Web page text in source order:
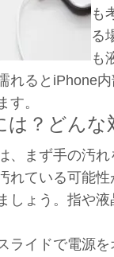
も
る
も
れるとiPhone
す。
？どんな
、まず手の汚
れている可能
しょう。指や
ライドで電源